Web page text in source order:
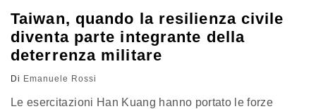
Taiwan, quando la resilienza civile
diventa parte integrante della
deterrenza militare
Di Emanuele Rossi
Le esercitazioni Han Kuang hanno portato le forze